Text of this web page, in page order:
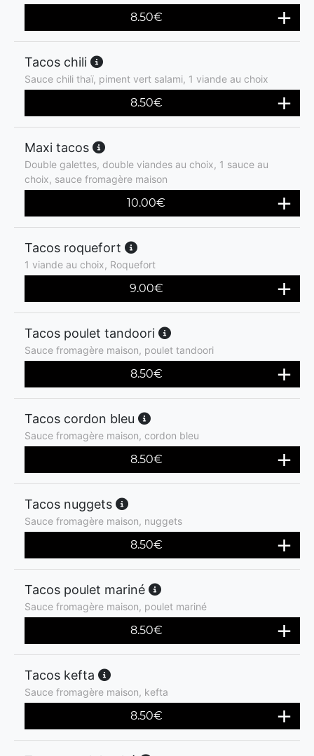
8.50€
Tacos chili
Sauce chili thaï, piment vert salami, 1 viande au choix
8.50€
Maxi tacos
Double galettes, double viandes au choix, 1 sauce au
choix, sauce fromagère maison
10.00€
Tacos roquefort
1 viande au choix, Roquefort
9.00€
Tacos poulet tandoori
Sauce fromagère maison, poulet tandoori
8.50€
Tacos cordon bleu
Sauce fromagère maison, cordon bleu
8.50€
Tacos nuggets
Sauce fromagère maison, nuggets
8.50€
Tacos poulet mariné
Sauce fromagère maison, poulet mariné
8.50€
Tacos kefta
Sauce fromagère maison, kefta
8.50€